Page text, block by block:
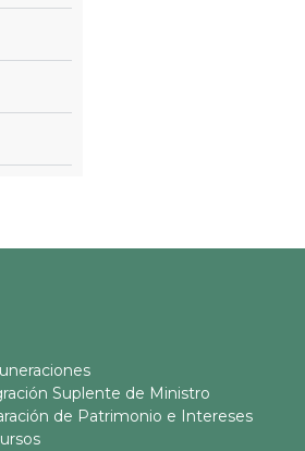
Suplente de Ministro
de Patrimonio e Intereses